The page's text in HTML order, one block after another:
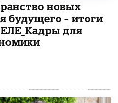
новых
будущего – итоги
для